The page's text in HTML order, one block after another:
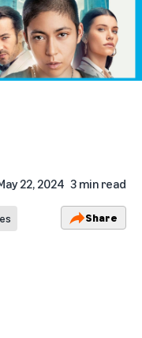
22, 2024 3 min read
Share